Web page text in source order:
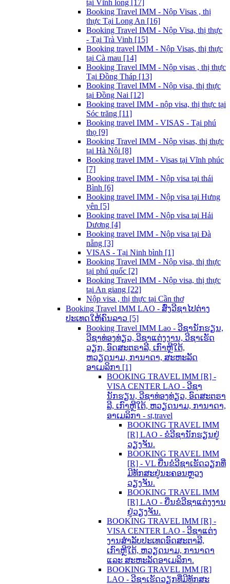
tại Vĩnh long [17]
Booking Travel IMM - Nộp Visas , thị
thực Tại Long An [16]
Booking Travel IMM - Nộp Visa, thị thực
- Tại Trà Vinh [15]
Booking travel IMM - Nộp Visas, thị thực
tại Cà mau [14]
Booking Travel IMM - Nộp visas , thị thực
Tại Đồng Tháp [13]
Booking Travel IMM - Nộp visa, thị thực
tại Đồng Nai [12]
Booking travel IMM - nộp visa, thị thực tại
Sóc trăng [11]
Booking travel IMM - VISAS - Tại phú
thọ [9]
Booking Travel IMM - Nộp visas, thị thực
tại Hà Nội [8]
Booking travel IMM - Visas tại Vĩnh phúc
[7]
Booking travel IMM - Nộp visa tại thái
Bình [6]
Booking travel IMM - Nộp visa tại Hưng
yên [5]
Booking travel IMM - Nộp visa tại Hải
Dương [4]
Booking travel IMM - Nộp visa tại Đà
nẵng [3]
VISAS - Tại Ninh bình [1]
Booking Travel IMM - Nộp visa, thị thực
tại phú quốc [2]
Booking Travel IMM - Nộp visa, thị thực
tại An giang [22]
Nộp visa , thị thực tại Cần thơ
Booking Travel IMM LAO - ສົ່ງວີຊາໄປຕ່າງ
ປະເທດໃຫ້ຄົນລາວ [5]
Booking Travel IMM Lao - ວີຊານັກຮຽນ,
ວີຊາທ່ອງທ່ຽວ, ວີຊາແຕ່ງງານ, ວີຊາເຮັດ
ວຽກ, ອົດສະຕຣາລີ, ເກົາຫຼີໃຕ້,
ຫວຽດນາມ, ການາດາ, ສະຫະລັດ
ອາເມລິກາ [1]
BOOKING TRAVEL IMM [R] -
VISA CENTER LAO - ວີຊາ
ນັກຮຽນ, ວີຊາທ່ອງທ່ຽວ, ອົດສະຕຣາ
ລີ, ເກົາຫຼີໃຕ້, ຫວຽດນາມ, ການາດາ,
ອາເມລິກາ - st,travel
BOOKING TRAVEL IMM
[R] LAO - ຂໍວີຊານັກຮຽນຢູ່
ວຽງຈັນ.
BOOKING TRAVEL IMM
[R] - VL ຍື່ນຂໍວີຊາເຮັດວຽກທີ່
ມີທັກສະຢູ່ນະຄອນຫຼວງ
ວຽງຈັນ.
BOOKING TRAVEL IMM
[R] LAO - ຍື່ນຂໍວີຊາແຕ່ງງານ
ຢູ່ວຽງຈັນ.
BOOKING TRAVEL IMM [R] -
VISA CENTER LAO - ວີຊາແຕ່ງ
ງານສຳລັບປະເທດອົດສະຕາລີ,
ເກົາຫຼີໃຕ້, ຫວຽດນາມ, ການາດາ
ແລະ ສະຫະລັດອາເມລິກາ.
BOOKING TRAVEL IMM [R]
LAO - ວີຊາເຮັດວຽກທີ່ມີທັກສະ